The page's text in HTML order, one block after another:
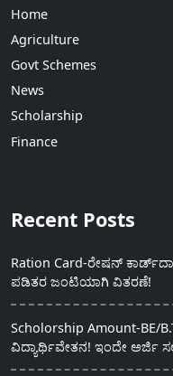
Home
Agriculture
Govt Schemes
News
Scholarship
Finance
Recent Posts
Ration Card-ರೇಷನ್
ಪಡಿತರ ಜಂಟಿಯಾಗಿ ವಿತರಣೆ!
Scholorship Amount-BE/
ವಿದ್ಯಾರ್ಥಿವೇತನ! ಇಂದೇ ಅರ್ಜಿ